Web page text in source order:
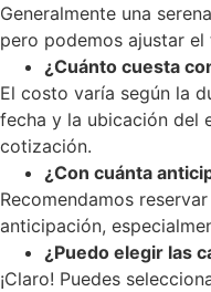
Generalmente una
pero podemos ajustar
¿Cuánto cuesta
El costo varía según la
fecha y la ubicación del
cotización.
¿Con cuánta
Recomendamos
anticipación,
¿Puedo elegir las
¡Claro! Puedes